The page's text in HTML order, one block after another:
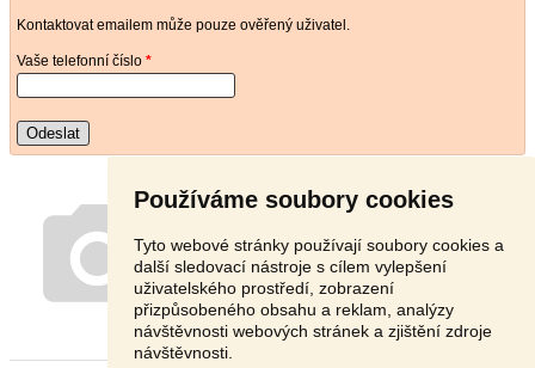
Používáme soubory cookies
Tyto webové stránky používají soubory cookies a
další sledovací nástroje s cílem vylepšení
uživatelského prostředí, zobrazení
přizpůsobeného obsahu a reklam, analýzy
návštěvnosti webových stránek a zjištění zdroje
návštěvnosti.
Kontaktovat emailem může pouze ověřený uživatel.
Vaše telefonní číslo *
Odeslat